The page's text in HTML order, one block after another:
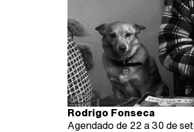
Rodrigo Fonseca
Agendado de 22 a 30 de